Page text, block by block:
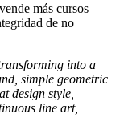
más cursos
de no
into a
simple geometric
design style,
line art,